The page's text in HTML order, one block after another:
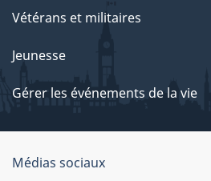
Vétérans et militaires
Jeunesse
Gérer les événements de la vie
Organisation
Médias sociaux